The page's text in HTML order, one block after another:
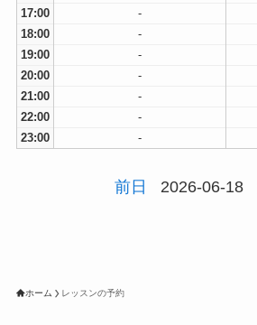
17:00
-
18:00
-
19:00
-
20:00
-
21:00
-
22:00
-
23:00
-
前日 2026-06-18
ホーム レッスンの予約